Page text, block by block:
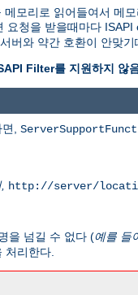
모리로 읽어들여서 메
요청을 받을때마다
버와 약간 호환이 안맞
Filter를 지원하지 않
,
http://server/
을 넘길 수 없다 (예를 들
처리한다.